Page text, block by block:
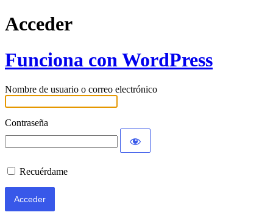
Acceder
Funciona con WordPress
Nombre de usuario o correo electrónico
Contraseña
Recuérdame